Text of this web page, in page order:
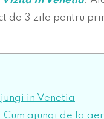
de 3 zile pentru
in Venetia
Cum ajungi de la